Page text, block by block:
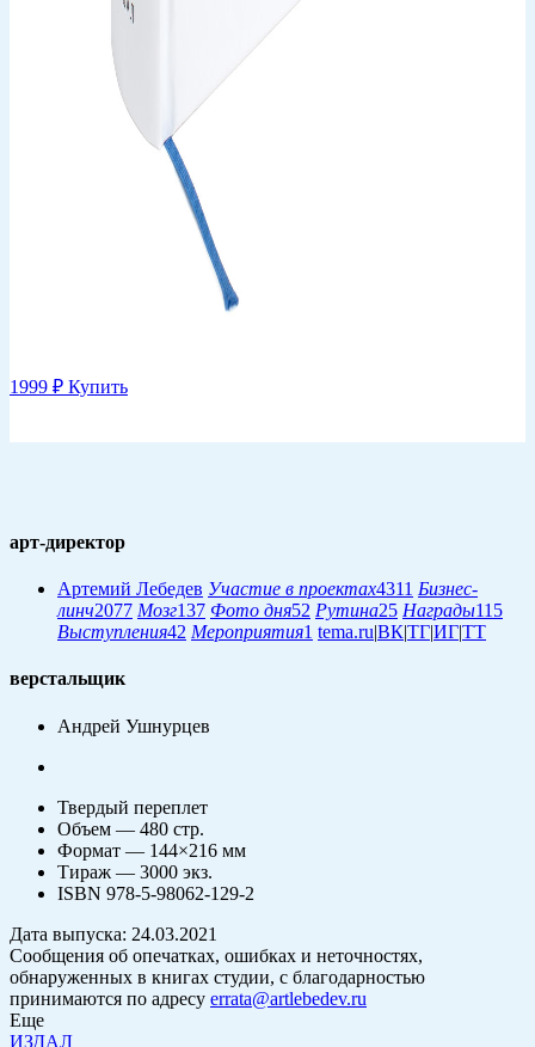
1999 ₽ Купить
арт-директор
Артемий Лебедев Участие в проектах4311 Бизнес-
линч2077 Мозг137 Фото дня52 Рутина25 Награды115
Выступления42 Мероприятия1 tema.ru|ВК|ТГ|ИГ|ТТ
верстальщик
Андрей Ушнурцев
Твердый переплет
Объем — 480 стр.
Формат — 144×216 мм
Тираж — 3000 экз.
ISBN 978-5-98062-129-2
Дата выпуска: 24.03.2021
Сообщения об опечатках, ошибках и неточностях,
обнаруженных в книгах студии, с благодарностью
принимаются по адресу errata@artlebedev.ru
Еще
ИЗДАЛ